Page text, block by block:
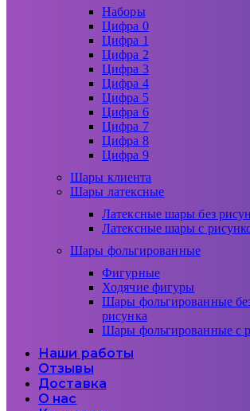
Наборы
Цифра 0
Цифра 1
Цифра 2
Цифра 3
Цифра 4
Цифра 5
Цифра 6
Цифра 7
Цифра 8
Цифра 9
Шары клиента
Шары латексные
Латексные шары без
Латексные шары с
Шары фольгированные
Фигурные
Ходячие фигуры
Шары фольгированные
рисунка
Шары фольгированные с
Наши работы
Отзывы
Доставка
О нас